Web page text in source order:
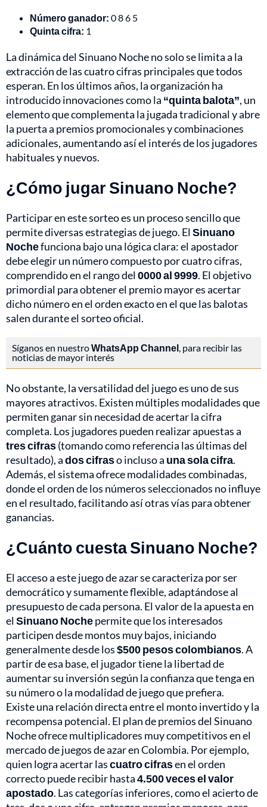
Número ganador: 0 8 6 5
Quinta cifra: 1
La dinámica del Sinuano Noche no solo se limita a la
extracción de las cuatro cifras principales que todos
esperan. En los últimos años, la organización ha
introducido innovaciones como la “quinta balota”, un
elemento que complementa la jugada tradicional y abre
la puerta a premios promocionales y combinaciones
adicionales, aumentando así el interés de los jugadores
habituales y nuevos.
¿Cómo jugar Sinuano Noche?
Participar en este sorteo es un proceso sencillo que
permite diversas estrategias de juego. ElSinuano
Nochefunciona bajo una lógica clara: el apostador
debe elegir un número compuesto por cuatro cifras,
comprendido en el rango del0000 al 9999. El objetivo
primordial para obtener el premio mayor es acertar
dicho número en el orden exacto en el que las balotas
salen durante el sorteo oficial.
Síganos en nuestroWhatsApp Channel, para recibir las
noticias de mayor interés
No obstante, la versatilidad del juego es uno de sus
mayores atractivos. Existen múltiples modalidades que
permiten ganar sin necesidad de acertar la cifra
completa. Los jugadores pueden realizar apuestas a
tres cifras(tomando como referencia las últimas del
resultado), ados cifraso incluso a una sola cifra.
Además, el sistema ofrece modalidades combinadas,
donde el orden de los números seleccionados no influye
en el resultado, facilitando así otras vías para obtener
ganancias.
¿Cuánto cuesta Sinuano Noche?
El acceso a este juego de azar se caracteriza por ser
democrático y sumamente flexible, adaptándose al
presupuesto de cada persona. El valor de la apuesta en
elSinuano Nochepermite que los interesados
participen desde montos muy bajos, iniciando
generalmente desde los$500 pesos colombianos. A
partir de esa base, el jugador tiene la libertad de
aumentar su inversión según la confianza que tenga en
su número o la modalidad de juego que prefiera.
Existe una relación directa entre el monto invertido y la
recompensa potencial. El plan de premios del Sinuano
Noche ofrece multiplicadores muy competitivos en el
mercado de juegos de azar en Colombia. Por ejemplo,
quien logra acertar lascuatro cifrasen el orden
correcto puede recibir hasta4.500 veces el valor
apostado. Las categorías inferiores, como el acierto de